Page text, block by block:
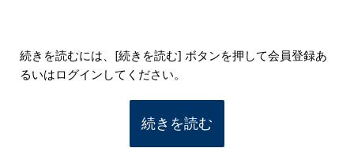
続きを読むには、[続きを読む] ボタンを押して会員登録あ
るいはログインしてください。
続きを読む